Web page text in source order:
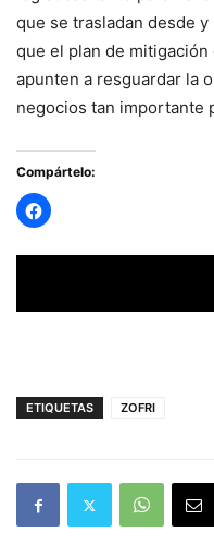
que se trasladan desde y
que el plan de
apunten a resguardar la
negocios tan importante
Compártelo:
ETIQUETAS ZOFRI